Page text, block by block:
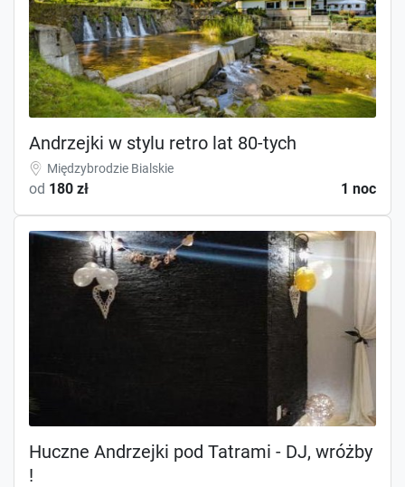
Andrzejki w stylu retro lat 80-tych
Międzybrodzie Bialskie
od 180 zł 1 noc
Huczne Andrzejki pod Tatrami - DJ, wróżby
!